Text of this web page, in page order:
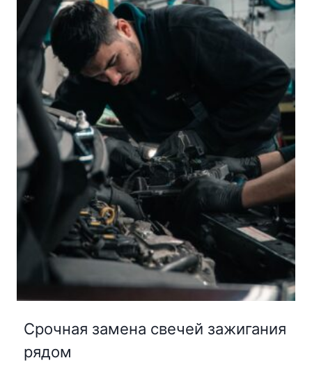
Срочная замена свечей зажигания
рядом